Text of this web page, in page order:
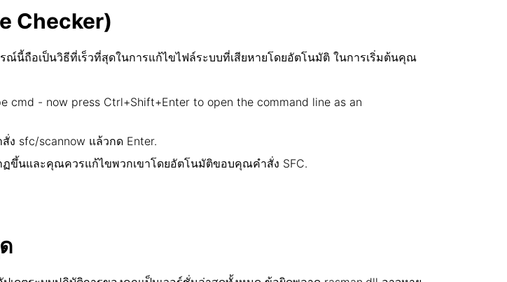
Checker)
ณ์นี้ถือเป็นวิธีที่เร็วที่สุดในการแก้ไขไฟล์ระบบที่เสียหายโดยอัตโนมัติ ในการเริ่มต้นคุณ
cmd - now press Ctrl+Shift+Enter to open the command line as an
ง sfc/scannow แล้วกด Enter.
ขึ้นและคุณควรแก้ไขพวกเขาโดยอัตโนมัติขอบคุณคำสั่ง SFC.